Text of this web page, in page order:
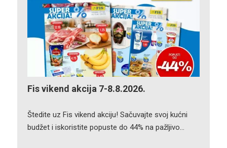
Fis vikend akcija 7-8.8.2026.
Štedite uz Fis vikend akciju! Sačuvajte svoj kućni
budžet i iskoristite popuste do 44% na pažljivo…